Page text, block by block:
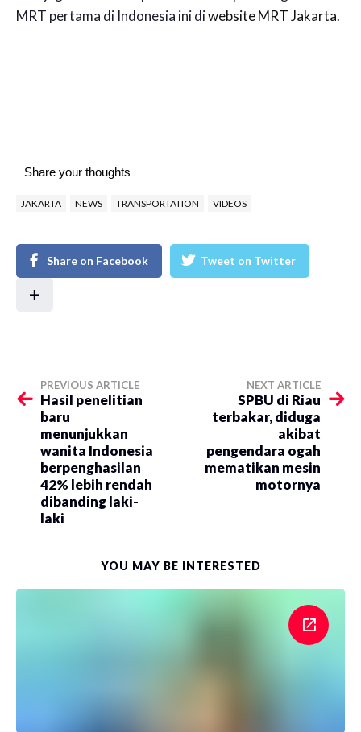
MRT pertama di Indonesia ini diwebsite MRT Jakarta.
Share your thoughts
JAKARTA NEWS TRANSPORTATION VIDEOS
Share on Facebook Tweet on Twitter
+
PREVIOUS ARTICLE
Hasil penelitian
baru
menunjukkan
wanita Indonesia
berpenghasilan
42% lebih rendah
dibanding laki-
laki
NEXT ARTICLE
SPBU di Riau
terbakar, diduga
akibat
pengendara ogah
mematikan mesin
motornya
YOU MAY BE INTERESTED